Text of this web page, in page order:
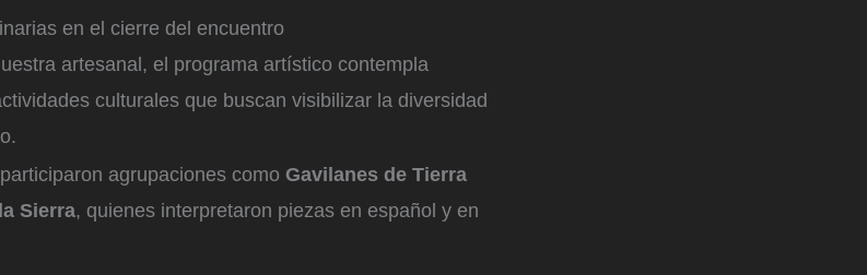
en el cierre del encuentro
artesanal, el programa artístico contempla
culturales que buscan visibilizar la diversidad
agrupaciones como Gavilanes de Tierra
Sierra, quienes interpretaron piezas en español y en